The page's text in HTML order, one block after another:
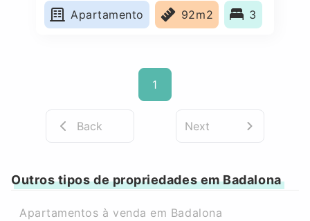
Apartamento
92m2 3
1
Back Next
Outros tipos de propriedades em Badalona
Apartamentos à venda em Badalona